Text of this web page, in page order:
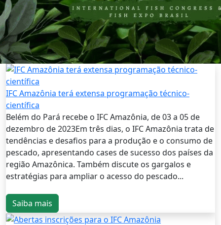
IFC Amazônia terá extensa programação técnico-
científica
Belém do Pará recebe o IFC Amazônia, de 03 a 05 de
dezembro de 2023Em três dias, o IFC Amazônia trata de
tendências e desafios para a produção e o consumo de
pescado, apresentando cases de sucesso dos países da
região Amazônica. Também discute os gargalos e
estratégias para ampliar o acesso do pescado...
Saiba mais